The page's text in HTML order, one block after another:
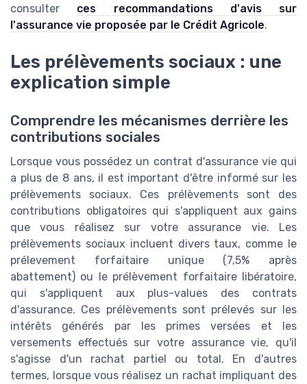
consulter ces recommandations d'avis sur
l'assurance vie proposée par le Crédit Agricole.
Les prélèvements sociaux : une
explication simple
Comprendre les mécanismes derrière les
contributions sociales
Lorsque vous possédez un contrat d'assurance vie qui
a plus de 8 ans, il est important d'être informé sur les
prélèvements sociaux. Ces prélèvements sont des
contributions obligatoires qui s'appliquent aux gains
que vous réalisez sur votre assurance vie. Les
prélèvements sociaux incluent divers taux, comme le
prélevement forfaitaire unique (7,5% après
abattement) ou le prélèvement forfaitaire libératoire,
qui s'appliquent aux plus-values des contrats
d'assurance. Ces prélèvements sont prélevés sur les
intérêts générés par les primes versées et les
versements effectués sur votre assurance vie, qu'il
s'agisse d'un rachat partiel ou total. En d'autres
termes, lorsque vous réalisez un rachat impliquant des